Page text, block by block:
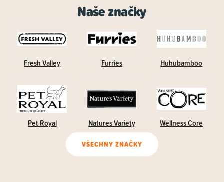
Naše značky
Fresh Valley Furries Huhubamboo
Pet Royal Natures Variety Wellness Core
VŠECHNY ZNAČKY